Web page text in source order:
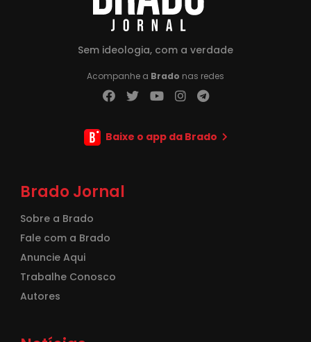
Sem ideologia, com a verdade
Acompanhe a Brado nas redes
Baixe o app da Brado
Brado Jornal
Sobre a Brado
Fale com a Brado
Anuncie Aqui
Trabalhe Conosco
Autores